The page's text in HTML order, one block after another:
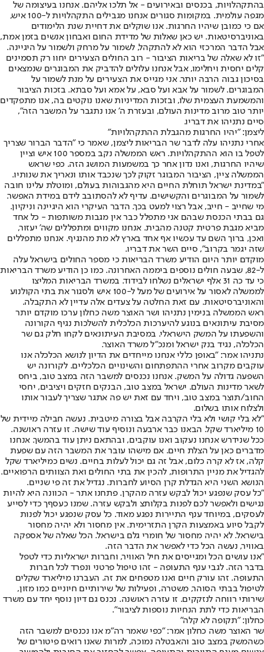
בהתקהלויות, בכנסים ובאירועים - אל תלכו אליהם. אנחנו בעיצומה של
מגפה עולמית. במקומות סגורים אנחנו מגבילים התקהלויות ל-100 איש,
אם כי כמובן שיהיו החרגות. אנו שוקלים את דחיית שנת הלימודים
באוניברסיטאות. יש כאן שאלות של מדידת החום ואבחון אנשים בזמן אמת,
אבל הדבר המרכזי הוא לא להתקהל, לשמור על מרחק ולשמור על היגיינה.
"זו לא שאלה של בריאות הציבור - רוב החולים הצעירים יחוו רק תסמינים
קלים יחסית ויחלימו, אבל אנחנו עלולים להדביק את המבוגרים שנמצאים
בסיכון גבוה הרבה יותר. אני מגייס את הצעירים על מנת לשמור על
המבוגרים. לשמור על אבא ועל סבא, על אמא ועל סבתא. בזכות הציבור
והמשמעת העצמית שלו, ובזכות המדיניות שאנו נוקטים בה, אנו מתפקדים
יותר טוב מרוב מדינות העולם, ובעזרת ה' אנו נתגבר על המשבר הזה",
סיים נתניהו את דבריו.
ליצמן: "יהיו החרגות מהגבלת ההתקהלויות"
אחרי נתניהו עלה לדבר שר הבריאות ליצמן, שאמר כי "הדבר הברור שצריך
לטפל בו הוא ההתקהלויות. ראש הממשלה נקב במספר 100 איש וציין
שיהיו החרגות, ואנו נדון אחר כך במשמעות המושג הזה. כפי שראש
הממשלה ציין, הציבור המבוגר זקוק לכך שנכבד אותו ונאריך את שנותיו.
"במדינת ישראל תוחלת החיים היא מהגבוהות בעולם, ומוטלת עלינו חובה
לשמור על המבוגרים והקשישים. עדיף לא להסתובב לידם במידת האפשר.
מי שחייב - חייב, אבל רצוי למעט בכך. הדבר העיקרי הוא היגיינה וניקיון.
גם בבתי הכנסת שבהם אני מתפלל כבר אין מגבות משותפות - כל אחד
מביא מגבת פרטית קטנה מהבית. אנחנו מקווים ומתפללים שה' יעזור,
ואכן, ברוך השם עד עכשיו אף אחד בארץ לא מת מהנגיף. אנחנו מתפללים
שזה יגמר בקרוב", סיים השר את דבריו.
מוקדם יותר היום הודיע משרד הבריאות כי מספר החולים בישראל עלה
ל-82, שבעה חולים נוספים ביממה האחרונה. כמו כן הודיע משרד הבריאות
כי עד כה 31 אלף ישראלים נשלחו לבידוד. במשרד הבריאות המליצו
לממשלה לאסור על אירועים של מעל ל-100 איש ולסגור את בתי הקולנוע
והאוניברסיטאות. עם זאת החלטה על צעדים אלה עדיין לא התקבלה.
ראש הממשלה בנימין נתניהו ושר האוצר משה כחלון ערכו מוקדם יותר
מסיבת עיתונאים בנוגע להיערכות הכלכלית להשלכות נגיף הקורונה
והשפעתו על המשק הישראלי. במסיבת העיתונאים לקחו חלק גם שר
הכלכלה, נגיד בנק ישראל ומנכ"ל משרד האוצר.
נתניהו אמר: "באופן כללי אנחנו מייחדים את הדיון לנושא הכלכלה אנו
עוקבים מקרוב אחרי ההתפתחום והשינויים הכלכליים. לקורונה יש
השפעה גדולה על המשק. אנחנו נכנסים למשבר הזה במצב טוב, ביחס
לשאר מדינות העולם. ישראל במצב טוב, הבנקים חזקים ויציבים, יחסי
החוב/תוצר במצב טוב, ויחד עם זאת יש פה אתגר שצריך לעבור אותו
ולצלוח אותו בשלום.
"לא בלי קושי ולא בלי הקרבה אבל בצורה מיטבית. נעשה חבילה מיידית של
10 מיליארד שקל. הבאנו כבר ארבעה ונוסיף עוד שישה. זו עזרה ראושנה.
ככל שנידרש אנחנו נעקוב ואנו עוקבים, ובהתאם ניתן עוד בהמשך. אנחנו
מדברים כאן על הצלת חיים. אם מישהו עובר את המשבר הזה עם שפעת
קלה, אז לא קרה כלום, אבל זה גם יכול לעלות בחיים. נשים כמיליארד שקל
להגדיל את מניין התרופות, להכין את בתי החולים ואת הצוותים הרפואיים.
הנושא השני היא הגדלת קרן הסיוע לחברות. נגדיל את זה פי שניים.
"כל עסק שנפגע יכול לבקש עזרה מהקרן. פתחנו אתר - הכוונה היא להיות
נגישים ולאפשר לכם לפנות בקלותצ ולבקש עזרה. שמנו כעסףך כדי לסייע
לעסקים, במיוחד ענף התיירות נפגע מאוד. כל עסק שנפגע יכול לפנות
לקבל סיוע באמצעות הקרן התזרימית. אין מחסור ולא יהיה מחסור
בישראל. לא יהיה מחסור של חומרי גלם בישראל. הכל שאלה של אספקה
באוויר, נעשה הכל כדי לאפשר את הדבר הזה.
"אנו עושים הכל ומגייסים את חיל האוויר, וחברות ישראליות כדי לטפל
בדבר הזה. לגבי ענף התעופה - זהו טיפול פרטני ונפרד לכל חברות
התעופה. זהו עורק חיים ואנו מטפחים את זה. העברנו מיליארד שקלים
לטיפול בבתי הסוהר, משטרה, ופעילות של שירותיים חיוניים כמו מזון,
שירותי רווחה לנזקקים. זו עזרה ראושנה. נכנס גם דיון נוסף יחד עם משרד
הבריאות כדי לתת הנחיות נוספות לציבור".
כחלון: "תקופה לא קלה"
שר האוצר משה כחלון אמר: "כפי שאמר רה"מ אנו נכנסים למשבר הזה
כשהמשק במצב טוב והאבטלה נמוכה, למרות שאנו רואים פיטורים של